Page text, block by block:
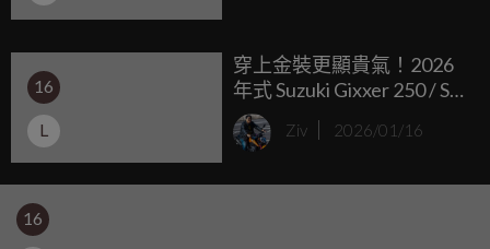
16
L
穿上金裝更顯貴氣！2026
年式 Suzuki Gixxer 250 / SF
雙車系新色海外發表
Ziv 2026/01/16
16